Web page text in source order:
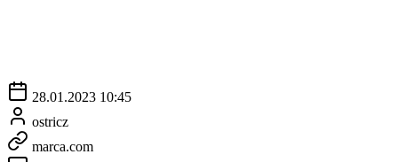
28.01.2023 10:45
ostricz
marca.com